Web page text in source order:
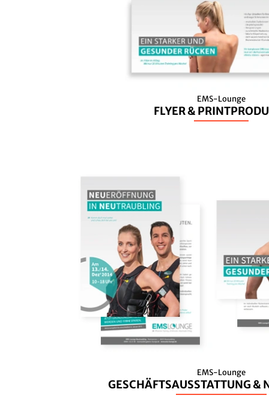
EMS-Lounge
FLYER &
EMS-Lounge
GESCHÄFTSAUSSTATTUNG &